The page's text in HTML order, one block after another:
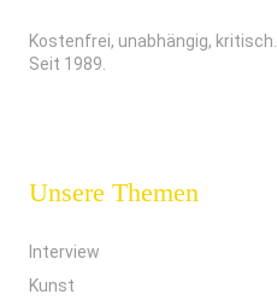
Kostenfrei, unabhängig, kritisch.
Seit 1989.
Unsere Themen
Interview
Kunst